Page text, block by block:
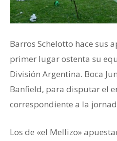
Barros Schelotto hace sus
primer lugar ostenta su
División Argentina. Boca
Banfield, para disputar el
correspondiente a la
Los de «el Mellizo»